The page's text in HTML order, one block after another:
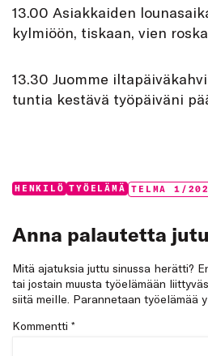
13.00 Asiakkaiden
kylmiöön, tiskaan, vien
13.30 Juomme
tuntia kestävä työpäiväni
Categories:
HENKILÖ TYÖELÄMÄ Tags:
TELMA 1/
Anna palautetta
Mitä ajatuksia juttu sinussa herätti?
tai jostain muusta työelämään
siitä meille. Parannetaan työelämää
Kommentti *